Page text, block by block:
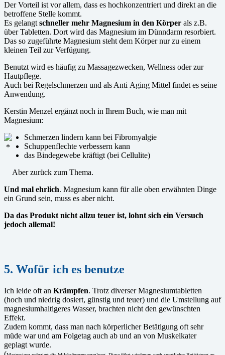
Der Vorteil ist vor allem, dass es hochkonzentriert und direkt an die
betroffene Stelle kommt.
Es gelangt schneller mehr Magnesium in den Körper als z.B.
über Tabletten. Dort wird das Magnesium im Dünndarm resorbiert.
Das so zugeführte Magnesium steht dem Körper nur zu einem
kleinen Teil zur Verfügung.
Benutzt wird es häufig zu Massagezwecken, Wellness oder zur
Hautpflege.
Auch bei Regelschmerzen und als Anti Aging Mittel findet es seine
Anwendung.
Kerstin Menzel ergänzt noch in Ihrem Buch, wie man mit
Magnesium:
*
Schmerzen lindern kann bei Fibromyalgie
Schuppenflechte verbessern kann
das Bindegewebe kräftigt (bei Cellulite)
Aber zurück zum Thema.
Und mal ehrlich. Magnesium kann für alle oben erwähnten Dinge
ein Grund sein, muss es aber nicht.
Da das Produkt nicht allzu teuer ist, lohnt sich ein Versuch
jedoch allemal!
5. Wofür ich es benutze
Ich leide oft an Krämpfen. Trotz diverser Magnesiumtabletten
(hoch und niedrig dosiert, günstig und teuer) und die Umstellung auf
magnesiumhaltigeres Wasser, brachten nicht den gewünschten
Effekt.
Zudem kommt, dass man nach körperlicher Betätigung oft sehr
müde war und am Folgetag auch ab und an von Muskelkater
geplagt wurde.